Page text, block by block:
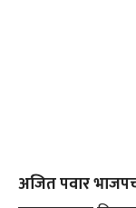
अजित पवार